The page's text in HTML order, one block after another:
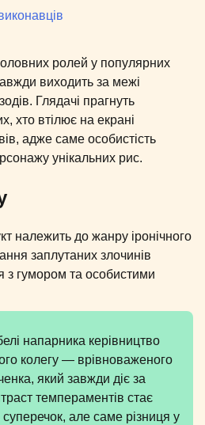
ролей у популярних
виходить за межі
Глядачі прагнуть
хто втілює на екрані
адже саме особистість
унікальних рис.
належить до жанру іронічного
заплутаних злочинів
з гумором та особистими
напарника керівництво
колегу — врівноваженого
який завжди діє за
темпераментів стає
але саме різниця у